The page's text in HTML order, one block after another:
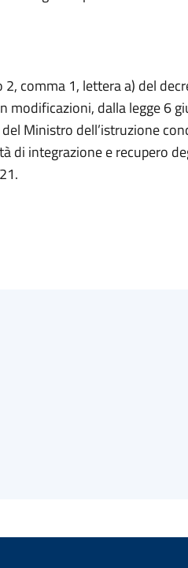
2, comma 1, lettera a) del
modificazioni, dalla legge 6
Ministro dell’istruzione
di integrazione e recupero